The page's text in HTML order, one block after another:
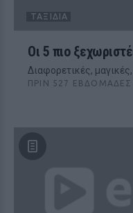
ΤΑΞΊΔΙΑ
Οι 5 πιο
Διαφορετικές,
ΠΡΙΝ 527 ΕΒΔΟΜΆΔΕΣ